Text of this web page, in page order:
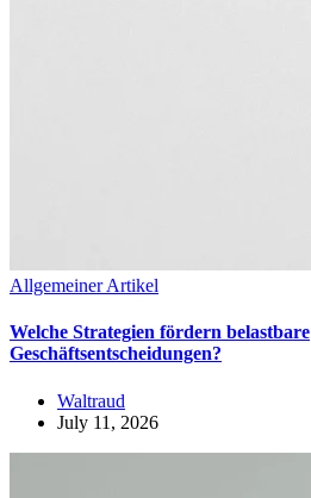
Allgemeiner Artikel
Welche Strategien fördern belastbare
Geschäftsentscheidungen?
Waltraud
July 11, 2026